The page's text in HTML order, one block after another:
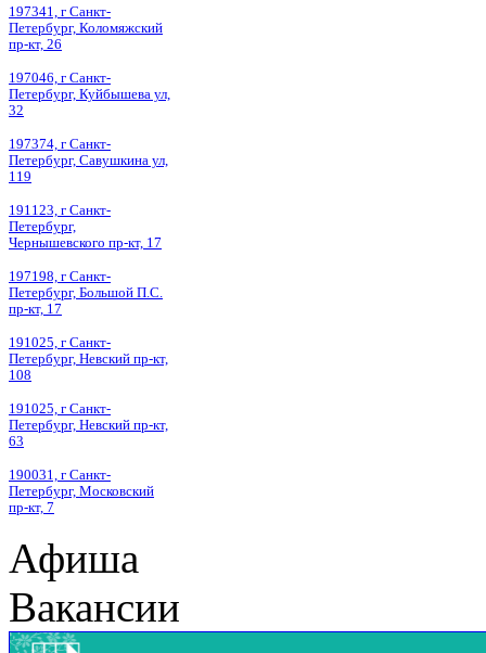
197341, г Санкт-
Петербург, Коломяжский
пр-кт, 26
197046, г Санкт-
Петербург, Куйбышева ул,
32
197374, г Санкт-
Петербург, Савушкина ул,
119
191123, г Санкт-
Петербург,
Чернышевского пр-кт, 17
197198, г Санкт-
Петербург, Большой П.С.
пр-кт, 17
191025, г Санкт-
Петербург, Невский пр-кт,
108
191025, г Санкт-
Петербург, Невский пр-кт,
63
190031, г Санкт-
Петербург, Московский
пр-кт, 7
Афиша
Вакансии